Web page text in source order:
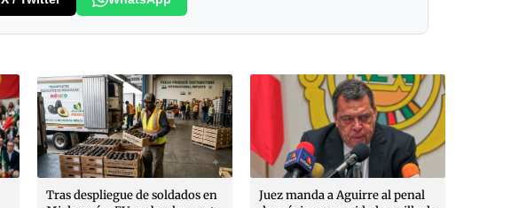
Tras despliegue de soldados en
Juez manda a Aguirre al penal